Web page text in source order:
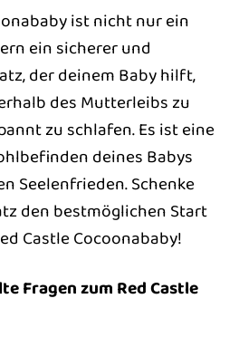
ist nicht nur ein
ein sicherer und
der deinem Baby hilft,
des Mutterleibs zu
zu schlafen. Es ist eine
deines Babys
Seelenfrieden. Schenke
den bestmöglichen Start
Castle Cocoonababy!
Fragen zum Red Castle